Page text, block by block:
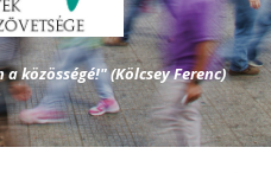
közösségé!" (Kölcsey Ferenc)